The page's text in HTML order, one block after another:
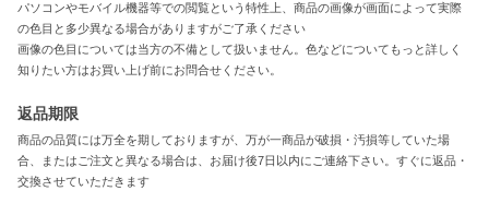
パソコンやモバイル機器等での閲覧という特性上、商品の画像が画面によって実際
の色目と多少異なる場合がありますがご了承ください
画像の色目については当方の不備として扱いません。色などについてもっと詳しく
知りたい方はお買い上げ前にお問合せください。
返品期限
商品の品質には万全を期しておりますが、万が一商品が破損・汚損等していた場
合、またはご注文と異なる場合は、お届け後7日以内にご連絡下さい。すぐに返品・
交換させていただきます